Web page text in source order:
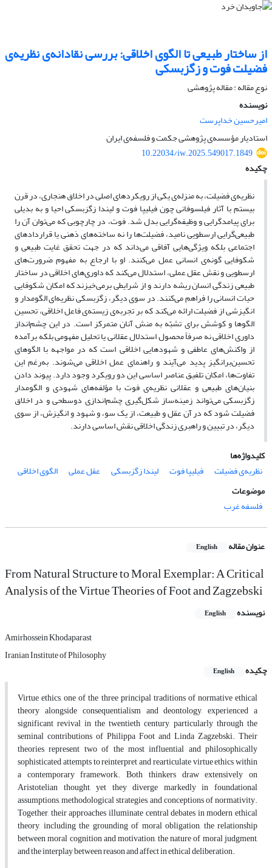
از ساختار طبیعی تا الگوی اخلاقی: بررسی نقادانه‌ی نظریه‌ی
فضیلت فوت و زگزبسکی
نوع مقاله : مقاله پژوهشی
نویسنده
امیرحسین خداپرست
استادیار مؤسسه‌ی پژوهشی جکمت و فلسفه‌ی ایران
10.22034/iw.2025.549017.1849
چکیده
نظریه‌ی فضیلت، به منزله‌ی یکی از رویکردهای اصلی در اخلاق هنجاری، در قرن
بیستم با آثار فیلسوفانی چون فیلیپا فوت و لیندا زگزبسکی احیا و به بدیلی
برای پیامدگرایی و وظیفه‌گرایی بدل شد. فوت، در چارچوبی که می‌توان آن را
طبیعی‌گرایی ارسطویی نامید، فضیلت‌ها را نه ساخته‌های ذهنی یا قراردادهای
اجتماعی بلکه ویژگی‌هایی آفاقی می‌داند که در جهت تحقق غایت طبیعی و
شکوفایی گونه‌ی انسانی عمل می‌کنند. او با ارجاع به مفهوم ضرورت‌های
ارسطویی و نقش عقل عملی، استدلال می‌کند که داوری‌های اخلاقی در ساختار
طبیعی زندگی انسان ریشه دارند و از شرایطی برمی‌خیزند که امکان شکوفایی
حیات انسانی را فراهم می‌کنند. در سوی دیگر، زگزبسکی نظریه‌ای الگومدار و
انگیزشی از فضیلت ارائه می‌کند که بر تجربه‌ی زیسته‌ی فاعل اخلاقی، تحسین
الگوها و کوشش برای تشبّه به منش آنان متمرکز است. در این چشم‌انداز
داوری اخلاقی نه صرفاً محصول استدلال عقلانی یا تحلیل مفهومی بلکه برآمده
از واکنش‌های عاطفی و شهودهایی اخلاقی است که در مواجهه با الگوهای
تحسین‌برانگیز پدید می‌آیند و راهنمای عمل اخلاقی می‌شوند. به‌رغم این
تفاوت‌ها، امکان تلفیق عناصر اساسی این دو رویکرد وجود دارد. پیوند دادن
بنیان‌های طبیعی و عقلانی نظریه‌ی فوت با مؤلفه‌های شهودی و الگومدار
زگزبسکی می‌تواند زمینه‌ساز شکل‌گیری چشم‌اندازی دو‌سطحی و در اخلاق
فضیلت شود که در آن عقل و طبیعت، از یک سو، و شهود و انگیزش، از سوی
دیگر، در تبیین و راهبری زندگی اخلاقی نقش اساسی دارند.
کلیدواژه‌ها
نظریه‌ی فضیلت
فیلیپا فوت لیندا زگزبسکی عقل عملی
الگوی اخلاقی
موضوعات
فلسفه غرب
عنوان مقاله English
From Natural Structure to Moral Exemplar: A Critical
Analysis of the Virtue Theories of Foot and Zagzebski
نویسنده English
Amirhossein Khodaparast
Iranian Institute of Philosophy
چکیده
English
Virtue ethics, one of the three principal traditions of normative ethical
theory alongside consequentialism and deontology, experienced a
significant revival in the twentieth century, particularly through the
seminal contributions of Philippa Foot and Linda Zagzebski. Their
theories represent two of the most influential and philosophically
sophisticated attempts to reinterpret and rearticulate virtue ethics within
a contemporary framework. Both thinkers draw extensively on
Aristotelian thought, yet they diverge markedly in foundational
assumptions, methodological strategies, and conceptions of normativity.
Together, their approaches illuminate central debates in modern ethical
theory, including the grounding of moral obligation, the relationship
between moral cognition and motivation, the nature of moral judgment,
and the interplay between reason and affect in ethical deliberation.